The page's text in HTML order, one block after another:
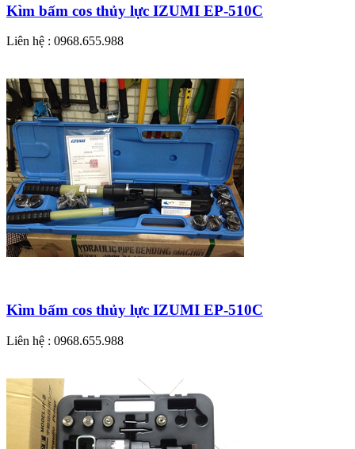
Kìm bấm cos thủy lực IZUMI EP-510C
Liên hệ : 0968.655.988
Kìm bấm cos thủy lực IZUMI EP-510C
Liên hệ : 0968.655.988